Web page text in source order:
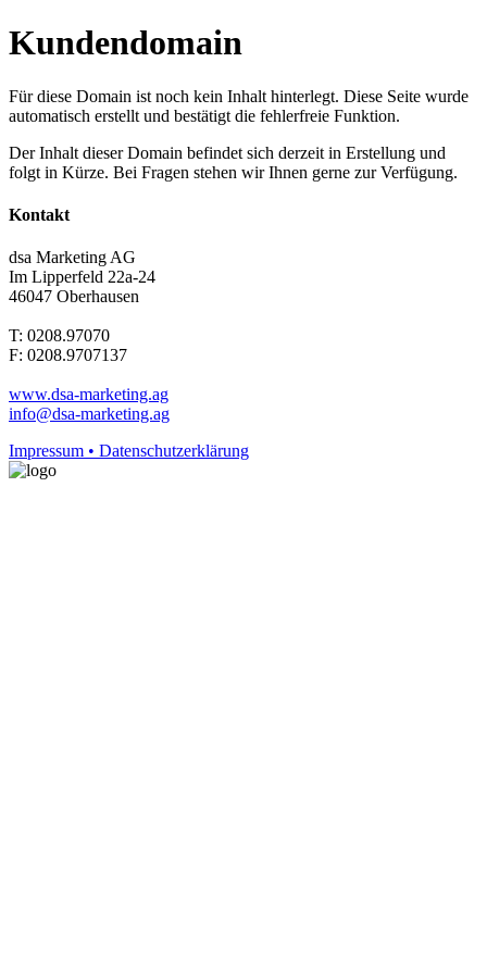
Kundendomain
Für diese Domain ist noch kein Inhalt hinterlegt. Diese Seite wurde
automatisch erstellt und bestätigt die fehlerfreie Funktion.
Der Inhalt dieser Domain befindet sich derzeit in Erstellung und
folgt in Kürze. Bei Fragen stehen wir Ihnen gerne zur Verfügung.
Kontakt
dsa Marketing AG
Im Lipperfeld 22a-24
46047 Oberhausen
T: 0208.97070
F: 0208.9707137
www.dsa-marketing.ag
info@dsa-marketing.ag
Impressum • Datenschutzerklärung